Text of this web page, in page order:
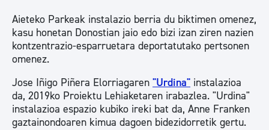
Aieteko Parkeak instalazio berria du biktimen omenez,
kasu honetan Donostian jaio edo bizi izan ziren nazien
kontzentrazio-esparruetara deportatutako pertsonen
omenez.
Jose Iñigo Piñera Elorriagaren "Urdina" instalazioa
da, 2019ko Proiektu Lehiaketaren irabazlea. "Urdina"
instalazioa espazio kubiko ireki bat da, Anne Franken
gaztainondoaren kimua dagoen bidezidorretik gertu.